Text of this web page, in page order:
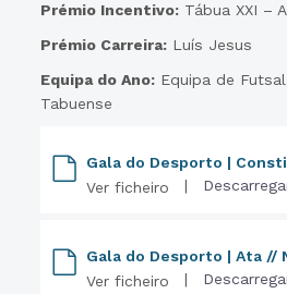
Prémio Incentivo: Tábua XXI –
Prémio Carreira: Luís Jesus
Equipa do Ano: Equipa de
Tabuense
Gala do Desporto | Constituição da
Ver ficheiro
|
Gala do Desporto | Ata //
Ver ficheiro
|